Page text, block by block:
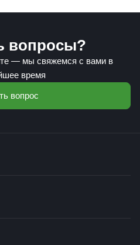
вопросы?
— мы свяжемся с вами в
время
вопрос